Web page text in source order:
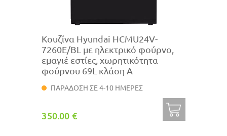
Κουζίνα Hyundai HCMU24V-
7260E/BL με ηλεκτρικό φούρνο,
εμαγιέ εστίες, χωρητικότητα
φούρνου 69L κλάση Α
ΠΑΡΑΔΟΣΗ ΣΕ 4-10 ΗΜΕΡΕΣ
350.00 €